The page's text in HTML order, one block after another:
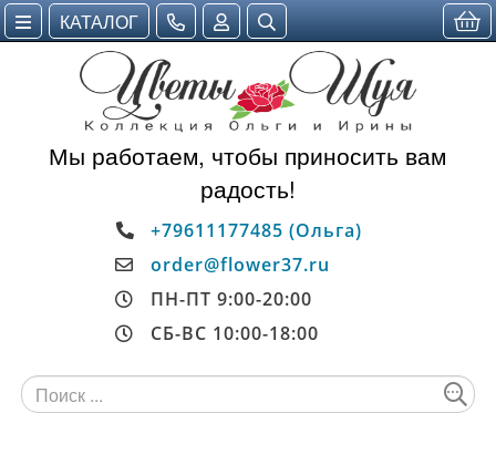
КАТАЛОГ
Мы работаем, чтобы приносить вам
радость!
+79611177485 (Ольга)
order@flower37.ru
ПН-ПТ 9:00-20:00
СБ-ВС 10:00-18:00